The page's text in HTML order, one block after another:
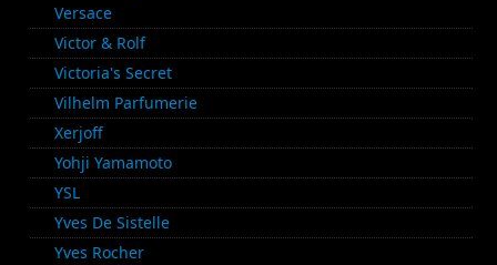
Versace
Victor & Rolf
Victoria's Secret
Vilhelm Parfumerie
Xerjoff
Yohji Yamamoto
YSL
Yves De Sistelle
Yves Rocher